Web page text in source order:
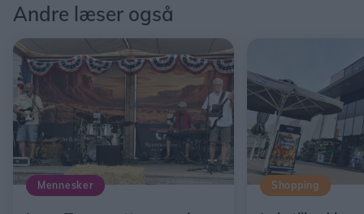
Andre læser også
Mennesker Shopping